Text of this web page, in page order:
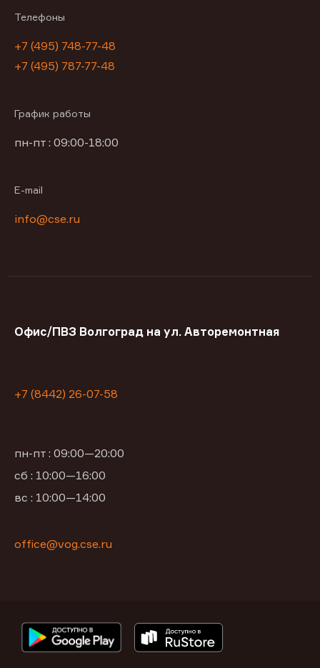
Телефоны
+7 (495) 748-77-48
+7 (495) 787-77-48
График работы
пн-пт : 09:00-18:00
E-mail
info@cse.ru
Офис/ПВЗ Волгоград на ул. Авторемонтная
+7 (8442) 26-07-58
пн-пт : 09:00—20:00
сб : 10:00—16:00
вс : 10:00—14:00
office@vog.cse.ru